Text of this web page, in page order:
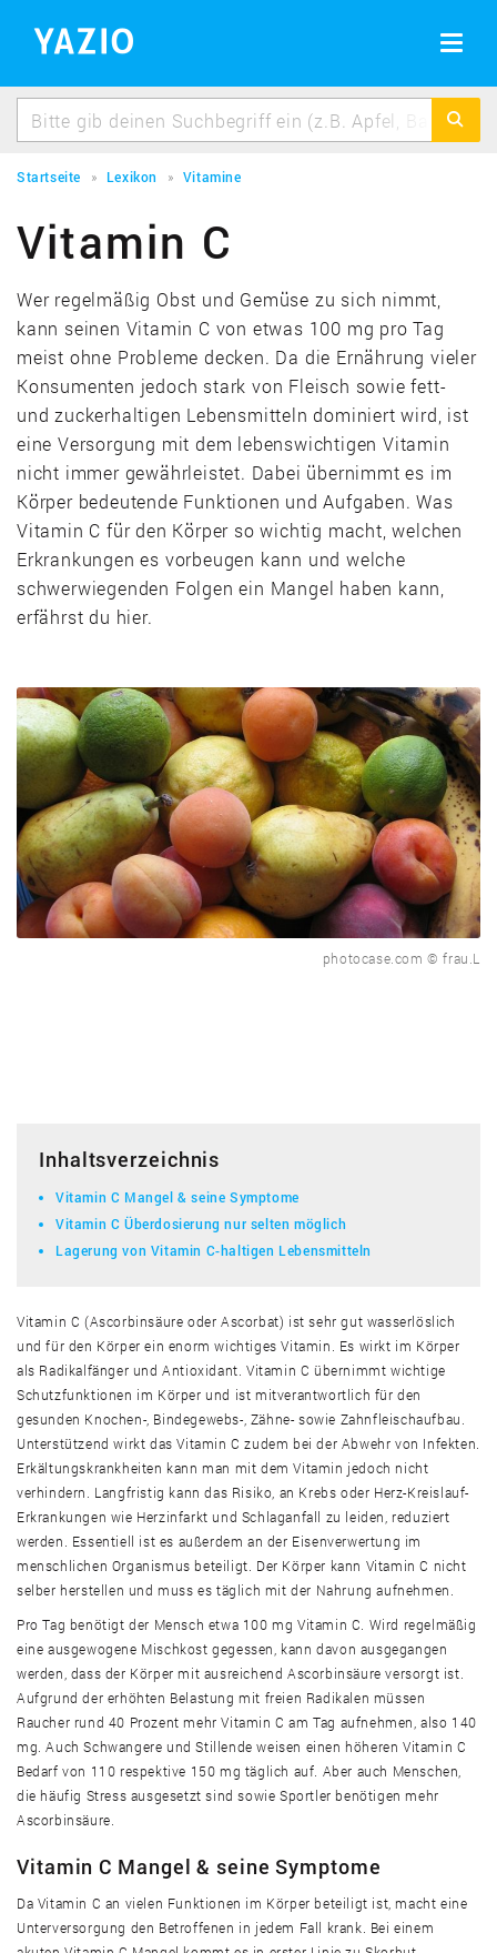
BMI berechnen schnell & einfach
Berechne dein Idealgewicht
Kalorienbedarf berechnen
Kalorienverbrauch beim Sport berechnen
Erfolgsgeschichten
Toggle
Startseite Lexikon Vitamine
Vitamin C
Wer regelmäßig Obst und Gemüse zu sich nimmt,
kann seinen Vitamin C von etwas 100 mg pro Tag
meist ohne Probleme decken. Da die Ernährung vieler
Konsumenten jedoch stark von Fleisch sowie fett-
und zuckerhaltigen Lebensmitteln dominiert wird, ist
eine Versorgung mit dem lebenswichtigen Vitamin
nicht immer gewährleistet. Dabei übernimmt es im
Körper bedeutende Funktionen und Aufgaben. Was
Vitamin C für den Körper so wichtig macht, welchen
Erkrankungen es vorbeugen kann und welche
schwerwiegenden Folgen ein Mangel haben kann,
erfährst du hier.
photocase.com © frau.L
Inhaltsverzeichnis
Vitamin C Mangel & seine Symptome
Vitamin C Überdosierung nur selten möglich
Lagerung von Vitamin C-haltigen Lebensmitteln
Vitamin C (Ascorbinsäure oder Ascorbat) ist sehr gut wasserlöslich
und für den Körper ein enorm wichtiges Vitamin. Es wirkt im Körper
als Radikalfänger und Antioxidant. Vitamin C übernimmt wichtige
Schutzfunktionen im Körper und ist mitverantwortlich für den
gesunden Knochen-, Bindegewebs-, Zähne- sowie Zahnfleischaufbau.
Unterstützend wirkt das Vitamin C zudem bei der Abwehr von Infekten.
Erkältungskrankheiten kann man mit dem Vitamin jedoch nicht
verhindern. Langfristig kann das Risiko, an Krebs oder Herz-Kreislauf-
Erkrankungen wie Herzinfarkt und Schlaganfall zu leiden, reduziert
werden. Essentiell ist es außerdem an der Eisenverwertung im
menschlichen Organismus beteiligt. Der Körper kann Vitamin C nicht
selber herstellen und muss es täglich mit der Nahrung aufnehmen.
Pro Tag benötigt der Mensch etwa 100 mg Vitamin C. Wird regelmäßig
eine ausgewogene Mischkost gegessen, kann davon ausgegangen
werden, dass der Körper mit ausreichend Ascorbinsäure versorgt ist.
Aufgrund der erhöhten Belastung mit freien Radikalen müssen
Raucher rund 40 Prozent mehr Vitamin C am Tag aufnehmen, also 140
mg. Auch Schwangere und Stillende weisen einen höheren Vitamin C
Bedarf von 110 respektive 150 mg täglich auf. Aber auch Menschen,
die häufig Stress ausgesetzt sind sowie Sportler benötigen mehr
Ascorbinsäure.
Vitamin C Mangel & seine Symptome
Da Vitamin C an vielen Funktionen im Körper beteiligt ist, macht eine
Unterversorgung den Betroffenen in jedem Fall krank. Bei einem